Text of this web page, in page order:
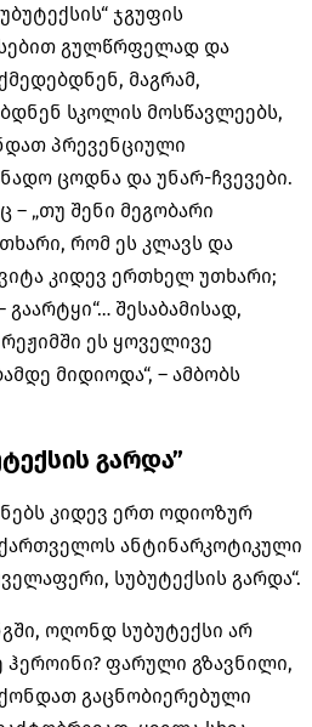
ჯგუფის
გულწრფელად და
მაგრამ,
სკოლის მოსწავლეებს,
პრევენციული
ცოდნა და უნარ-ჩვევები.
– „თუ შენი მეგობარი
რომ ეს კლავს და
კიდევ ერთხელ უთხარი;
შესაბამისად,
ეს ყოველივე
მიდიოდა“, – ამბობს
გარდა”
კიდევ ერთ ოდიოზურ
ანტინარკოტიკული
სუბუტექსის გარდა“.
ოღონდ სუბუტექსი არ
ჰეროინი? ფარული გზავნილი,
გაცნობიერებული